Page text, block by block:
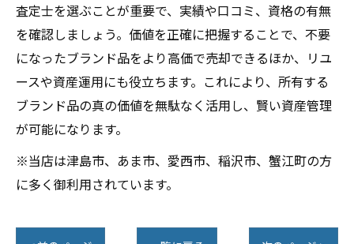
査定士を選ぶことが重要で、実績や口コミ、資格の有無
を確認しましょう。価値を正確に把握することで、不要
になったブランド品をより高価で売却できるほか、リユ
ースや資産運用にも役立ちます。これにより、所有する
ブランド品の真の価値を無駄なく活用し、賢い資産管理
が可能になります。
※当店は津島市、あま市、愛西市、稲沢市、蟹江町の方
に多く御利用されています。